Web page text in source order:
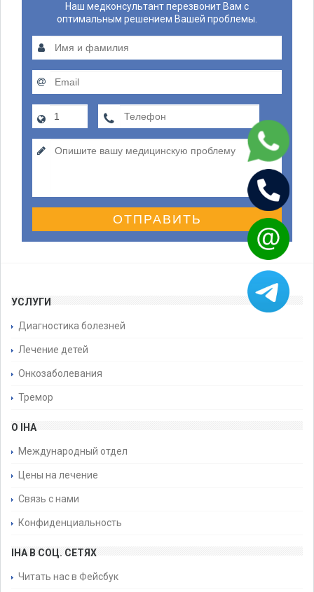
Наш медконсультант перезвонит Вам с
оптимальным решением Вашей проблемы.
ОТПРАВИТЬ
УСЛУГИ
Диагностика болезней
Лечение детей
Онкозаболевания
Тремор
О IHA
Международный отдел
Цены на лечение
Связь с нами
Конфиденциальность
IHA В СОЦ. СЕТЯХ
Читать нас в Фейсбук